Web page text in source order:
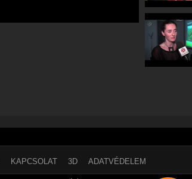
KAPCSOLAT 3D ADATVÉDELEM